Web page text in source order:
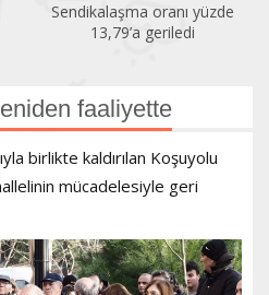
Sendikalaşma oranı yüzde
13,79’a geriledi
faaliyette
birlikte kaldırılan Koşuyolu
mücadelesiyle geri